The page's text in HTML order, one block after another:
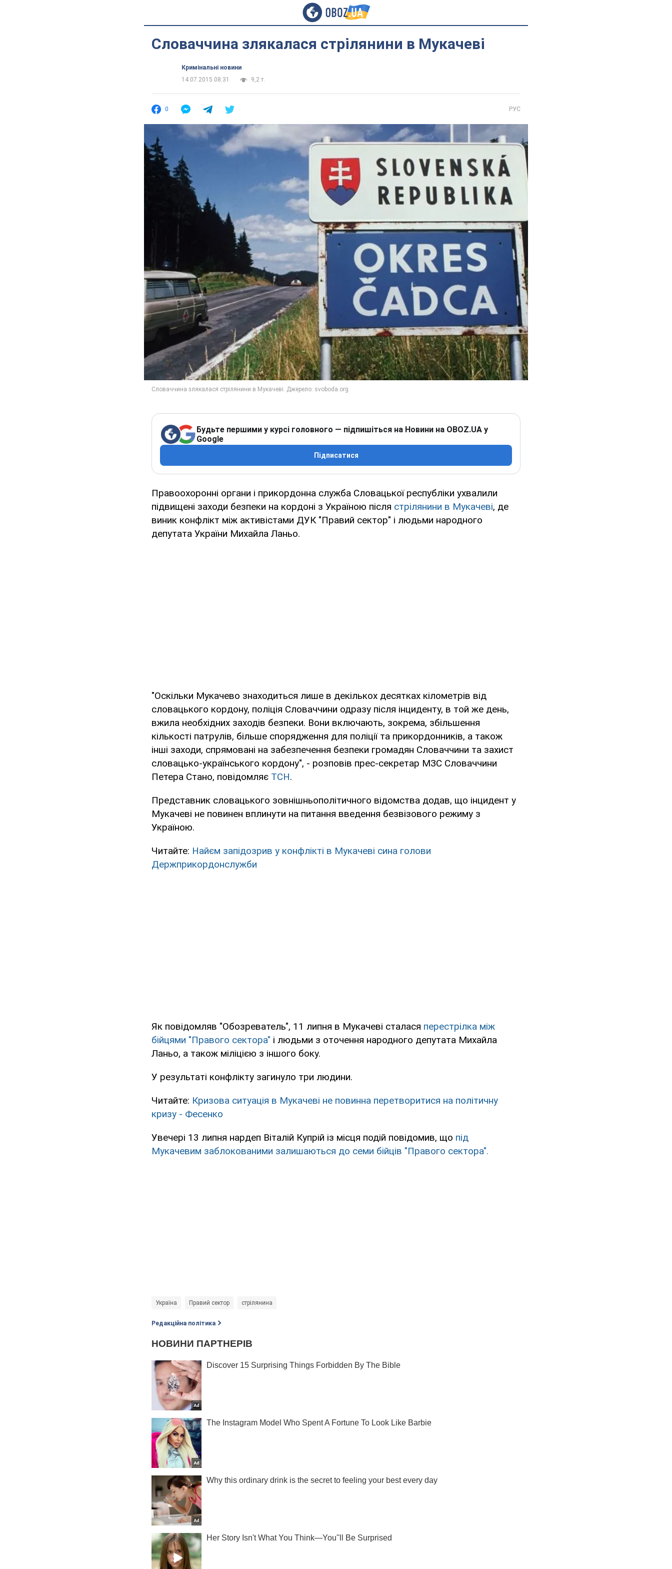
Словаччина злякалася стрілянини в Мукачеві
Кримінальні новини
14.07.2015 08:31
9,2 т.
0 РУС
Будьте першими у курсі головного — підпишіться на Новини на OBOZ.UA у
Google
Підписатися
Правоохоронні органи і прикордонна служба Словацької республіки ухвалили
підвищені заходи безпеки на кордоні з Україною після стрілянини в Мукачеві, де
виник конфлікт між активістами ДУК "Правий сектор" і людьми народного
депутата України Михайла Ланьо.
"Оскільки Мукачево знаходиться лише в декількох десятках кілометрів від
словацького кордону, поліція Словаччини одразу після інциденту, в той же день,
вжила необхідних заходів безпеки. Вони включають, зокрема, збільшення
кількості патрулів, більше спорядження для поліції та прикордонників, а також
інші заходи, спрямовані на забезпечення безпеки громадян Словаччини та захист
словацько-українського кордону", - розповів прес-секретар МЗС Словаччини
Петера Стано, повідомляє ТСН.
Представник словацького зовнішньополітичного відомства додав, що інцидент у
Мукачеві не повинен вплинути на питання введення безвізового режиму з
Україною.
Читайте: Найєм запідозрив у конфлікті в Мукачеві сина голови
Держприкордонслужби
Як повідомляв "Обозреватель", 11 липня в Мукачеві сталася перестрілка між
бійцями "Правого сектора" і людьми з оточення народного депутата Михайла
Ланьо, а також міліцією з іншого боку.
У результаті конфлікту загинуло три людини.
Читайте: Кризова ситуація в Мукачеві не повинна перетворитися на політичну
кризу - Фесенко
Увечері 13 липня нардеп Віталій Купрій із місця подій повідомив, що під
Мукачевим заблокованими залишаються до семи бійців "Правого сектора".
Україна Правий сектор стрілянина
Редакційна політика